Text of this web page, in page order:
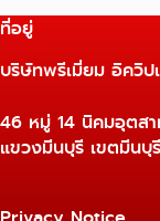
ที่อยู่
บริษัทพรีเมี่ยม อิควิป
46 หมู่ 14 นิคมอุตสา
แขวงมีนบุรี เขตมีนบุ